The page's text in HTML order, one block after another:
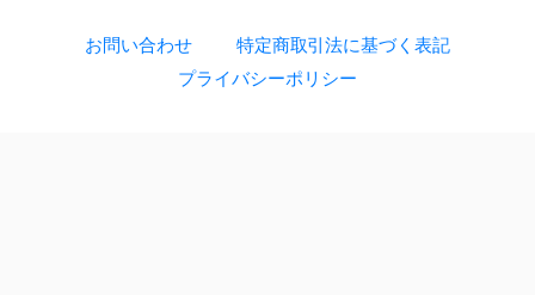
お問い合わせ
特定商取引法に基づく表記
プライバシーポリシー